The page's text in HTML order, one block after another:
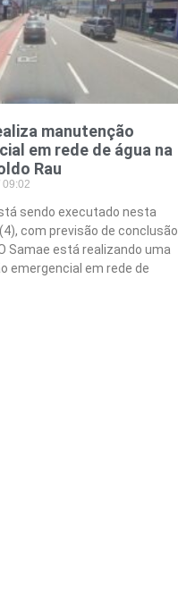
manutenção
em rede de água na
Rau
09:02
sendo executado nesta
com previsão de conclusão
Samae está realizando uma
emergencial em rede de